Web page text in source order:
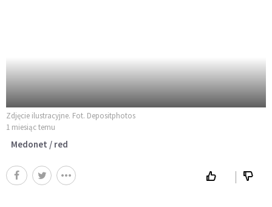
Zdjęcie ilustracyjne. Fot. Depositphotos
1 miesiąc temu
Medonet / red